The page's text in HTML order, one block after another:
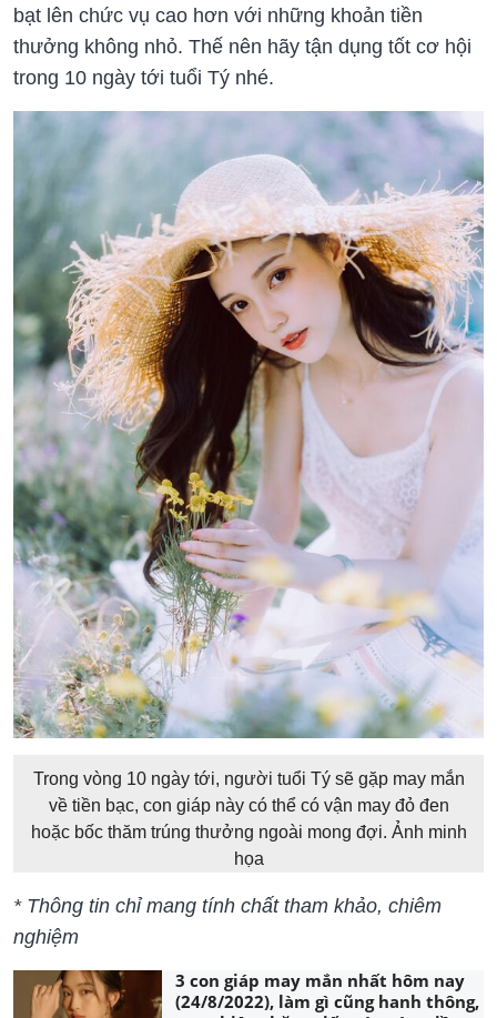
bạt lên chức vụ cao hơn với những khoản tiền
thưởng không nhỏ. Thế nên hãy tận dụng tốt cơ hội
trong 10 ngày tới tuổi Tý nhé.
Trong vòng 10 ngày tới, người tuổi Tý sẽ gặp may mắn
về tiền bạc, con giáp này có thể có vận may đỏ đen
hoặc bốc thăm trúng thưởng ngoài mong đợi. Ảnh minh
họa
* Thông tin chỉ mang tính chất tham khảo, chiêm
nghiệm
3 con giáp may mắn nhất hôm nay
(24/8/2022), làm gì cũng hanh thông,